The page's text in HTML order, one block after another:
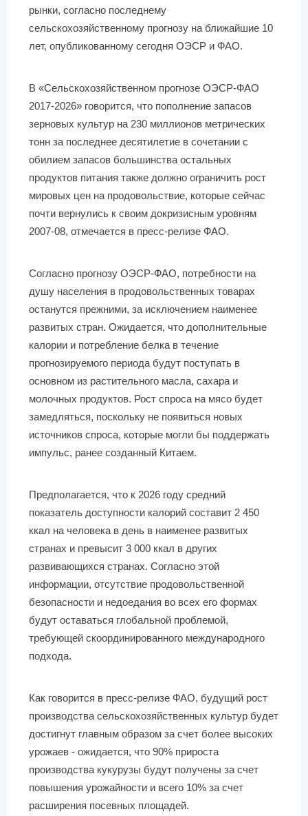
рынки, согласно последнему
сельскохозяйственному прогнозу на ближайшие 10
лет, опубликованному сегодня ОЭСР и ФАО.
В «Сельскохозяйственном прогнозе ОЭСР-ФАО
2017-2026» говорится, что пополнение запасов
зерновых культур на 230 миллионов метрических
тонн за последнее десятилетие в сочетании с
обилием запасов большинства остальных
продуктов питания также должно ограничить рост
мировых цен на продовольствие, которые сейчас
почти вернулись к своим докризисным уровням
2007-08, отмечается в пресс-релизе ФАО.
Согласно прогнозу ОЭСР-ФАО, потребности на
душу населения в продовольственных товарах
останутся прежними, за исключением наименее
развитых стран. Ожидается, что дополнительные
калории и потребление белка в течение
прогнозируемого периода будут поступать в
основном из растительного масла, сахара и
молочных продуктов. Рост спроса на мясо будет
замедляться, поскольку не появиться новых
источников спроса, которые могли бы поддержать
импульс, ранее созданный Китаем.
Предполагается, что к 2026 году средний
показатель доступности калорий составит 2 450
ккал на человека в день в наименее развитых
странах и превысит 3 000 ккал в других
развивающихся странах. Согласно этой
информации, отсутствие продовольственной
безопасности и недоедания во всех его формах
будут оставаться глобальной проблемой,
требующей скоординированного международного
подхода.
Как говорится в пресс-релизе ФАО, будущий рост
производства сельскохозяйственных культур будет
достигнут главным образом за счет более высоких
урожаев - ожидается, что 90% прироста
производства кукурузы будут получены за счет
повышения урожайности и всего 10% за счет
расширения посевных площадей.